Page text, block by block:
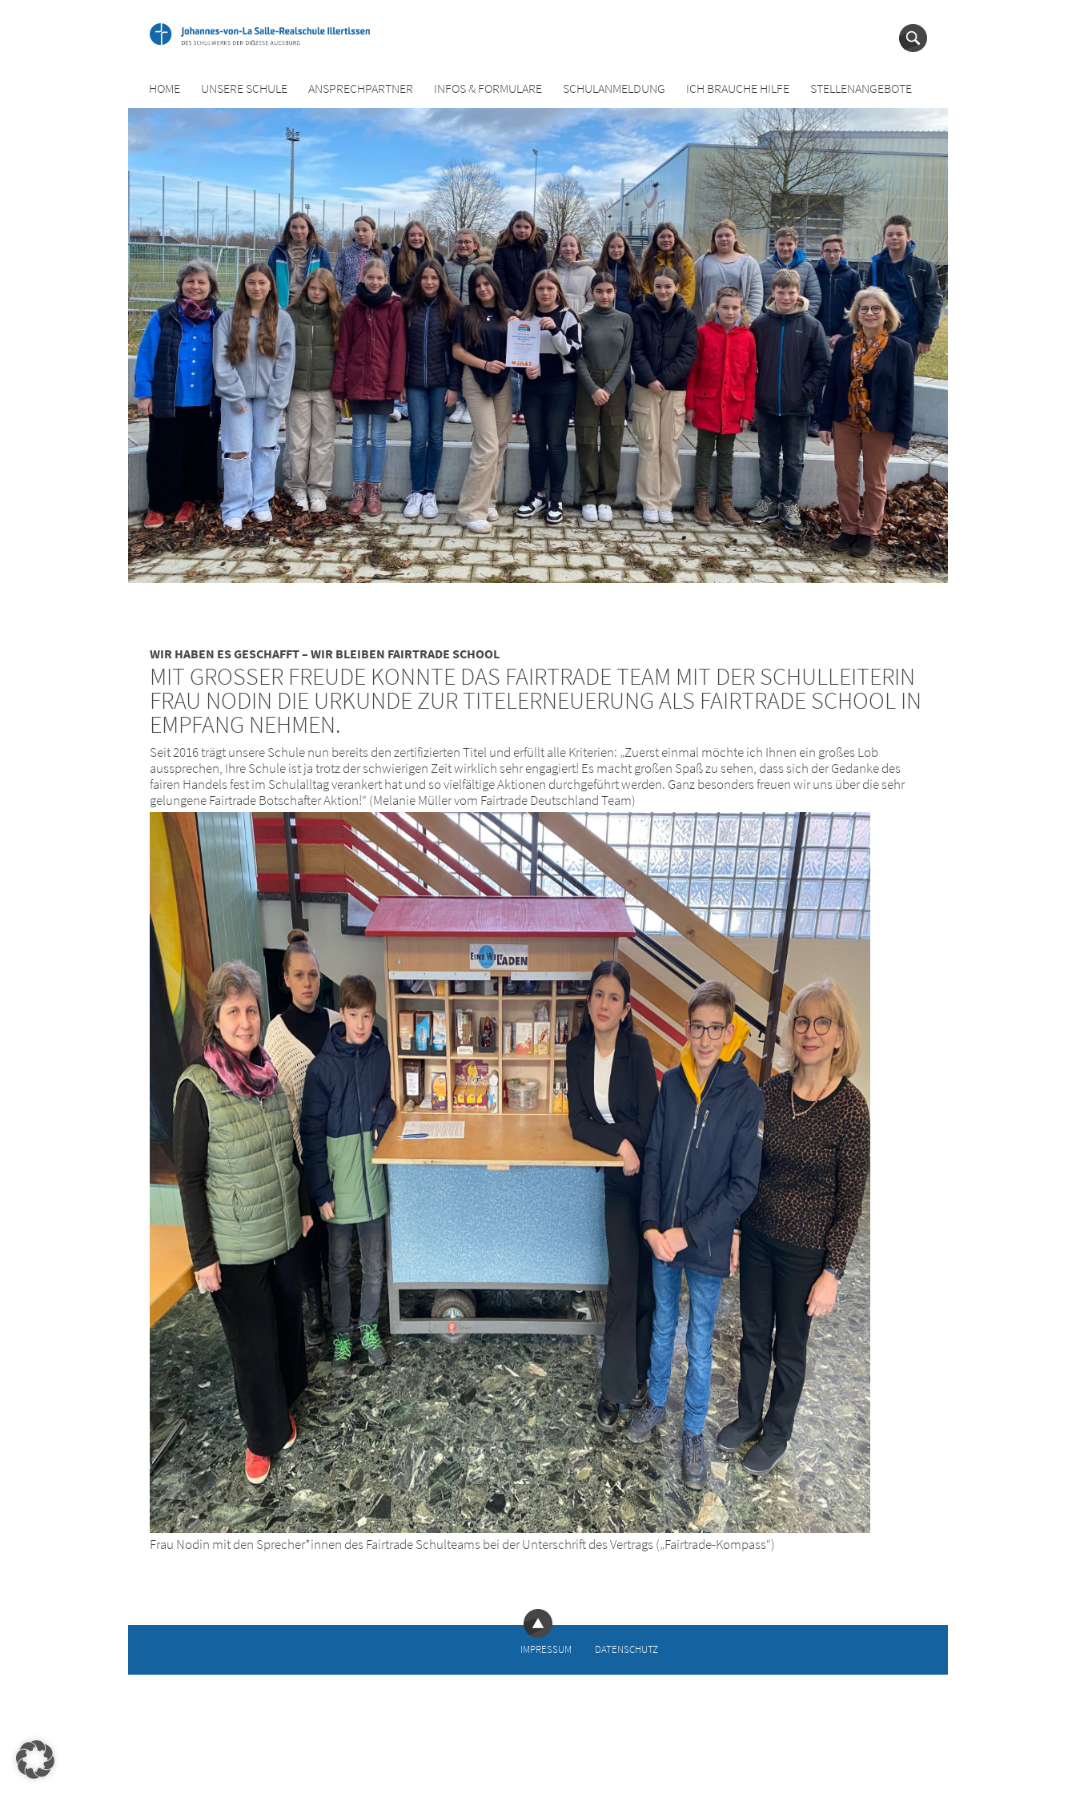
HOME UNSERE SCHULE ANSPRECHPARTNER INFOS & FORMULARE SCHULANMELDUNG ICH BRAUCHE HILFE STELLENANGEBOTE
WIR HABEN ES GESCHAFFT – WIR BLEIBEN FAIRTRADE SCHOOL
MIT GROSSER FREUDE KONNTE DAS FAIRTRADE TEAM MIT DER SCHULLEITERIN F
RAU NODIN DIE URKUNDE ZUR TITELERNEUERUNG ALS FAIRTRADE SCHOOL IN E
MPFANG NEHMEN.
Seit 2016 trägt unsere Schule nun bereits den zertifizierten Titel und erfüllt alle Kriterien: „Zuerst einmal möchte ich Ihnen ein großes Lob
aussprechen, Ihre Schule ist ja trotz der schwierigen Zeit wirklich sehr engagiert! Es macht großen Spaß zu sehen, dass sich der Gedanke des
fairen Handels fest im Schulalltag verankert hat und so vielfältige Aktionen durchgeführt werden. Ganz besonders freuen wir uns über die sehr
gelungene Fairtrade Botschafter Aktion!“ (Melanie Müller vom Fairtrade Deutschland Team)
Frau Nodin mit den Sprecher*innen des Fairtrade Schulteams bei der Unterschrift des Vertrags („Fairtrade-Kompass“)
IMPRESSUM DATENSCHUTZ